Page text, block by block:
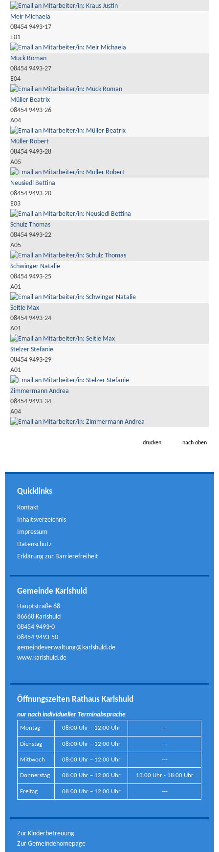
Meir Michaela
08454 9493-17
E01
Mück Roman
08454 9493-27
E04
Müller Beatrix
08454 9493-26
A04
Müller Robert
08454 9493-28
A05
Neusiedl Bettina
08454 9493-20
E03
Schulz Thomas
08454 9493-22
A05
Schwinger Natalie
08454 9493-25
A01
Seitle Max
08454 9493-24
A01
Stelzer Stefanie
08454 9493-29
A01
Zimmermann Andrea
08454 9493-34
A04
drucken nach oben
Quicklinks
Kontakt
Inhaltsverzeichnis
Impressum
Datenschutz
Erklärung zur Barrierefreiheit
Gemeinde Karlshuld
Hauptstraße 68
86668 Karlshuld
08454 9493-0
08454 9493-50
gemeindeverwaltung@karlshuld.de
www.karlshuld.de
Öffnungszeiten Rathaus Karlshuld
nur nach individueller Terminabsprache
Montag 08:00 Uhr – 12:00 Uhr ---
Dienstag 08:00 Uhr – 12:00 Uhr ---
Mittwoch 08:00 Uhr – 12:00 Uhr ---
Donnerstag 08:00 Uhr – 12:00 Uhr 13:00 Uhr - 18:00 Uhr
Freitag 08:00 Uhr – 12:00 Uhr ---
Zur Kinderbetreuung
Zur Gemeindehomepage